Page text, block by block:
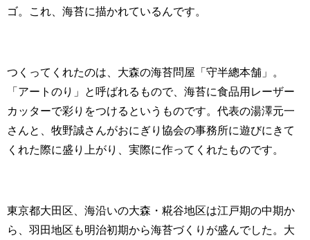
ゴ。これ、海苔に描かれているんです。
つくってくれたのは、大森の海苔問屋「守半總本舗」。
「アートのり」と呼ばれるもので、海苔に食品用レーザー
カッターで彩りをつけるというものです。代表の湯澤元一
さんと、牧野誠さんがおにぎり協会の事務所に遊びにきて
くれた際に盛り上がり、実際に作ってくれたものです。
東京都大田区、海沿いの大森・糀谷地区は江戸期の中期か
ら、羽田地区も明治初期から海苔づくりが盛んでした。大